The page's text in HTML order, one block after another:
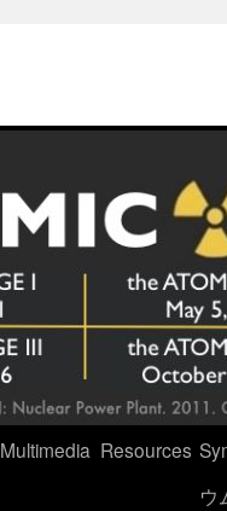
Multimedia Resources
ウ